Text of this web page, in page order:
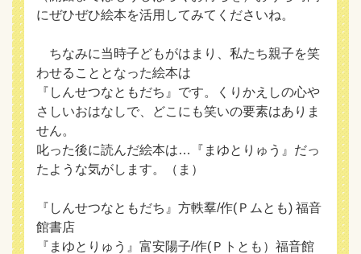
にぜひぜひ絵本を活用してみてくださいね。
ちなみに当時子どもがはまり、私たち親子を笑
わせることとなった絵本は
『しんせつなともだち』です。くりかえしの心や
さしいおはなしで、どこにも笑いの要素はありま
せん。
叱った後に読んだ絵本は…『まゆとりゅう』だっ
たような気がします。（ま）
『しんせつなともだち』方軼羣/作(Ｐムとも) 福音
館書店
『まゆとりゅう』富安陽子/作(Ｐトとも）福音館